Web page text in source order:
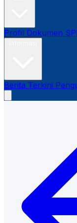
Profil Dokumen
Berita Terkini